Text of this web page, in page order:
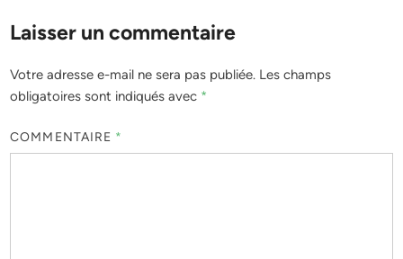
Laisser un commentaire
Votre adresse e-mail ne sera pas publiée. Les champs
obligatoires sont indiqués avec *
COMMENTAIRE *